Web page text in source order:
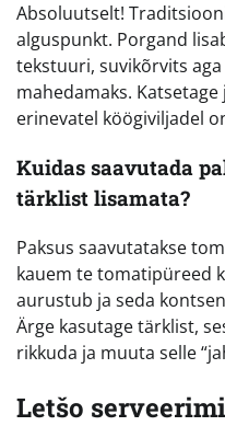
Absoluutselt!
alguspunkt. Porgand
tekstuuri, suvikõrvits
mahedamaks.
erinevatel köögiviljadel
Kuidas saavutada
tärklist lisamata?
Paksus saavutatakse
kauem te tomatipüreed
aurustub ja seda
Ärge kasutage tärklist,
rikkuda ja muuta selle
Letšo